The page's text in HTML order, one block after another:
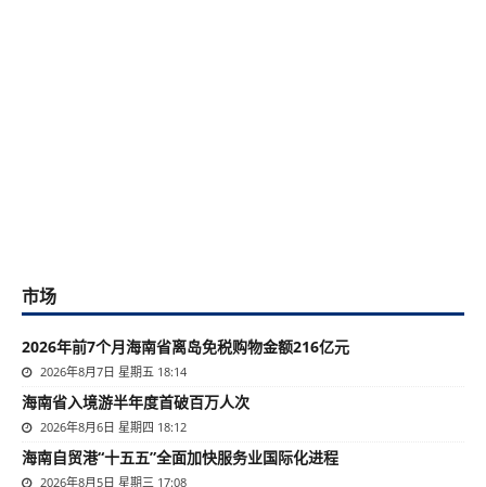
市场
2026年前7个月海南省离岛免税购物金额216亿元
2026年8月7日 星期五 18:14
海南省入境游半年度首破百万人次
2026年8月6日 星期四 18:12
海南自贸港“十五五”全面加快服务业国际化进程
2026年8月5日 星期三 17:08